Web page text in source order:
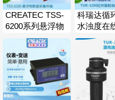
CREATEC TSS-
6200系列悬浮物
数据采集终端 污
泥浓度计
科瑞达循
水浊度在
TUR-3200
射浊度检